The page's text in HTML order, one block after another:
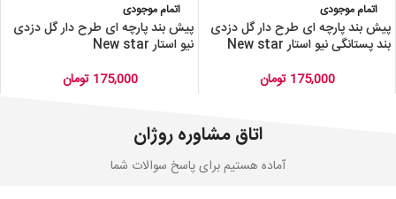
اتمام موجودی
پیش بند پارچه ای طرح دار گل دزدی
بند پستانگی نیو استار New star
175,000 تومان
اتمام موجودی
پیش بند پارچه ای طرح دار گل دزدی
نیو استار New star
175,000 تومان
اتاق مشاوره روژان
آماده هستیم برای پاسخ سوالات شما